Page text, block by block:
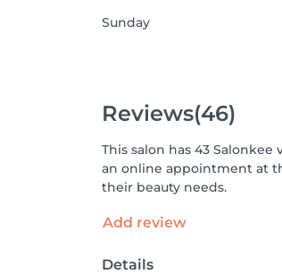
Sunday
Reviews(46)
This salon has 43
an online appointment at
their beauty needs.
Add review
Details